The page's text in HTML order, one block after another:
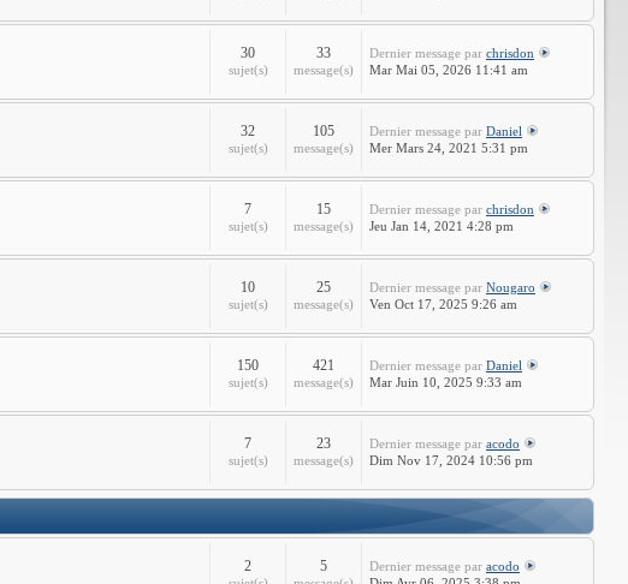
30
sujet(s)
33
message(s)
Dernier message par chrisdon
Mar Mai 05, 2026 11:41 am
32
sujet(s)
105
message(s)
Dernier message par Daniel
Mer Mars 24, 2021 5:31 pm
7
sujet(s)
15
message(s)
Dernier message par chrisdon
Jeu Jan 14, 2021 4:28 pm
10
sujet(s)
25
message(s)
Dernier message par Nougaro
Ven Oct 17, 2025 9:26 am
150
sujet(s)
421
message(s)
Dernier message par Daniel
Mar Juin 10, 2025 9:33 am
7
sujet(s)
23
message(s)
Dernier message par acodo
Dim Nov 17, 2024 10:56 pm
2 5 Dernier message par acodo